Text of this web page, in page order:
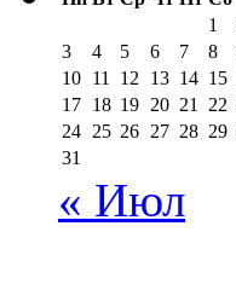
1
3
4 5 6 7 8
10 11 12 13 14 15
17 18 19 20 21 22
24 25 26 27 28 29
31
« Июл